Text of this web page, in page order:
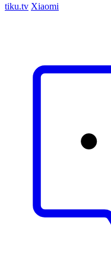
tiku.tv Xiaomi